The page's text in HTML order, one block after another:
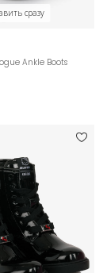
сразу
Ankle Boots